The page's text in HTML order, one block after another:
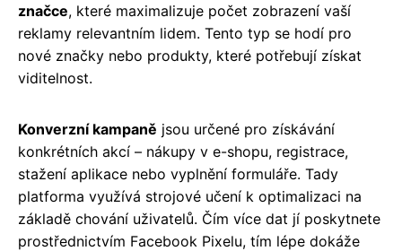
značce, které maximalizuje počet zobrazení vaší
reklamy relevantním lidem. Tento typ se hodí pro
nové značky nebo produkty, které potřebují získat
viditelnost.
Konverzní kampaně jsou určené pro získávání
konkrétních akcí – nákupy v e-shopu, registrace,
stažení aplikace nebo vyplnění formuláře. Tady
platforma využívá strojové učení k optimalizaci na
základě chování uživatelů. Čím více dat jí poskytnete
prostřednictvím Facebook Pixelu, tím lépe dokáže